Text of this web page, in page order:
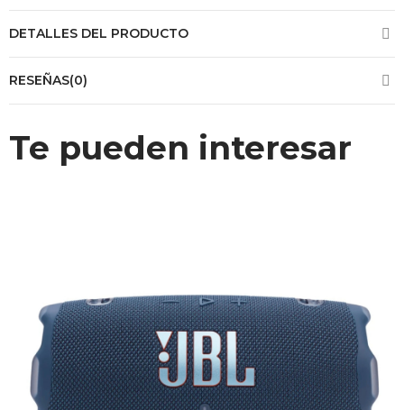
DETALLES DEL PRODUCTO
RESEÑAS(0)
Te pueden interesar